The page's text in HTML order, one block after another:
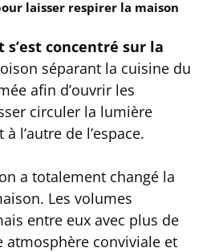
laisser respirer la maison
concentré sur la
séparant la cuisine du
afin d’ouvrir les
circuler la lumière
l’autre de l’espace.
a totalement changé la
Les volumes
entre eux avec plus de
conviviale et